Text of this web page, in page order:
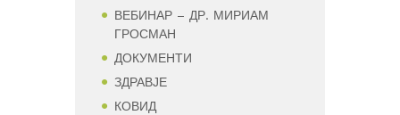
ВЕБИНАР – ДР. МИРИАМ
ГРОСМАН
ДОКУМЕНТИ
ЗДРАВЈЕ
КОВИД